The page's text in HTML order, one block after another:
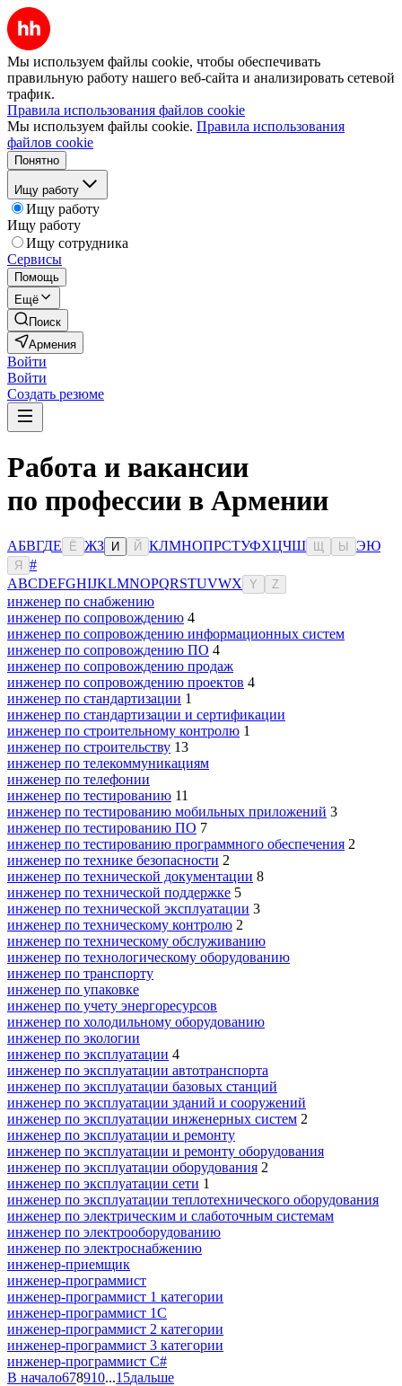
Мы используем файлы cookie, чтобы обеспечивать
правильную работу нашего веб-сайта и анализировать сетевой
трафик.
Правила использования файлов cookie
Мы используем файлы cookie. Правила использования
файлов cookie
Понятно
Ищу работу
Ищу работу
Ищу работу
Ищу сотрудника
Сервисы
Помощь
Ещё
Поиск
Армения
Войти
Войти
Создать резюме
Работа и вакансии
по профессии в Армении
АБВГДЕ Ё ЖЗ И Й КЛМНОПРСТУФХЦЧШ Ы ЭЮ
Я
#
ABCDEFGHIJKLMNOPQRSTUVWX Y Z
инженер по снабжению
инженер по сопровождению 4
инженер по сопровождению информационных систем
инженер по сопровождению ПО 4
инженер по сопровождению продаж
инженер по сопровождению проектов 4
инженер по стандартизации 1
инженер по стандартизации и сертификации
инженер по строительному контролю 1
инженер по строительству 13
инженер по телекоммуникациям
инженер по телефонии
инженер по тестированию 11
инженер по тестированию мобильных приложений 3
инженер по тестированию ПО 7
инженер по тестированию программного обеспечения 2
инженер по технике безопасности 2
инженер по технической документации 8
инженер по технической поддержке 5
инженер по технической эксплуатации 3
инженер по техническому контролю 2
инженер по техническому обслуживанию
инженер по технологическому оборудованию
инженер по транспорту
инженер по упаковке
инженер по учету энергоресурсов
инженер по холодильному оборудованию
инженер по экологии
инженер по эксплуатации 4
инженер по эксплуатации автотранспорта
инженер по эксплуатации базовых станций
инженер по эксплуатации зданий и сооружений
инженер по эксплуатации инженерных систем 2
инженер по эксплуатации и ремонту
инженер по эксплуатации и ремонту оборудования
инженер по эксплуатации оборудования 2
инженер по эксплуатации сети 1
инженер по эксплуатации теплотехнического оборудования
инженер по электрическим и слаботочным системам
инженер по электрооборудованию
инженер по электроснабжению
инженер-приемщик
инженер-программист
инженер-программист 1 категории
инженер-программист 1С
инженер-программист 2 категории
инженер-программист 3 категории
инженер-программист C#
В начало678910...15дальше